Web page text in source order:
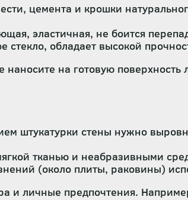
цемента и крошки
эластичная, не боится
стекло, обладает высокой
на готовую поверхность
штукатурки стены нужно
тканью и неабразивными
(около плиты, раковины)
и личные предпочтения.